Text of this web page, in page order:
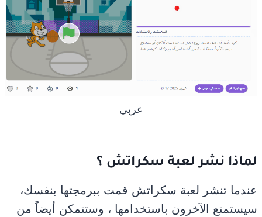
عربي
لماذا نشر لعبة سكراتش ؟
عندما تنشر لعبة سكراتش قمت ببرمجتها بنفسك،
سيستمتع الآخرون باستخدامها ، وستتمكن أيضاً من